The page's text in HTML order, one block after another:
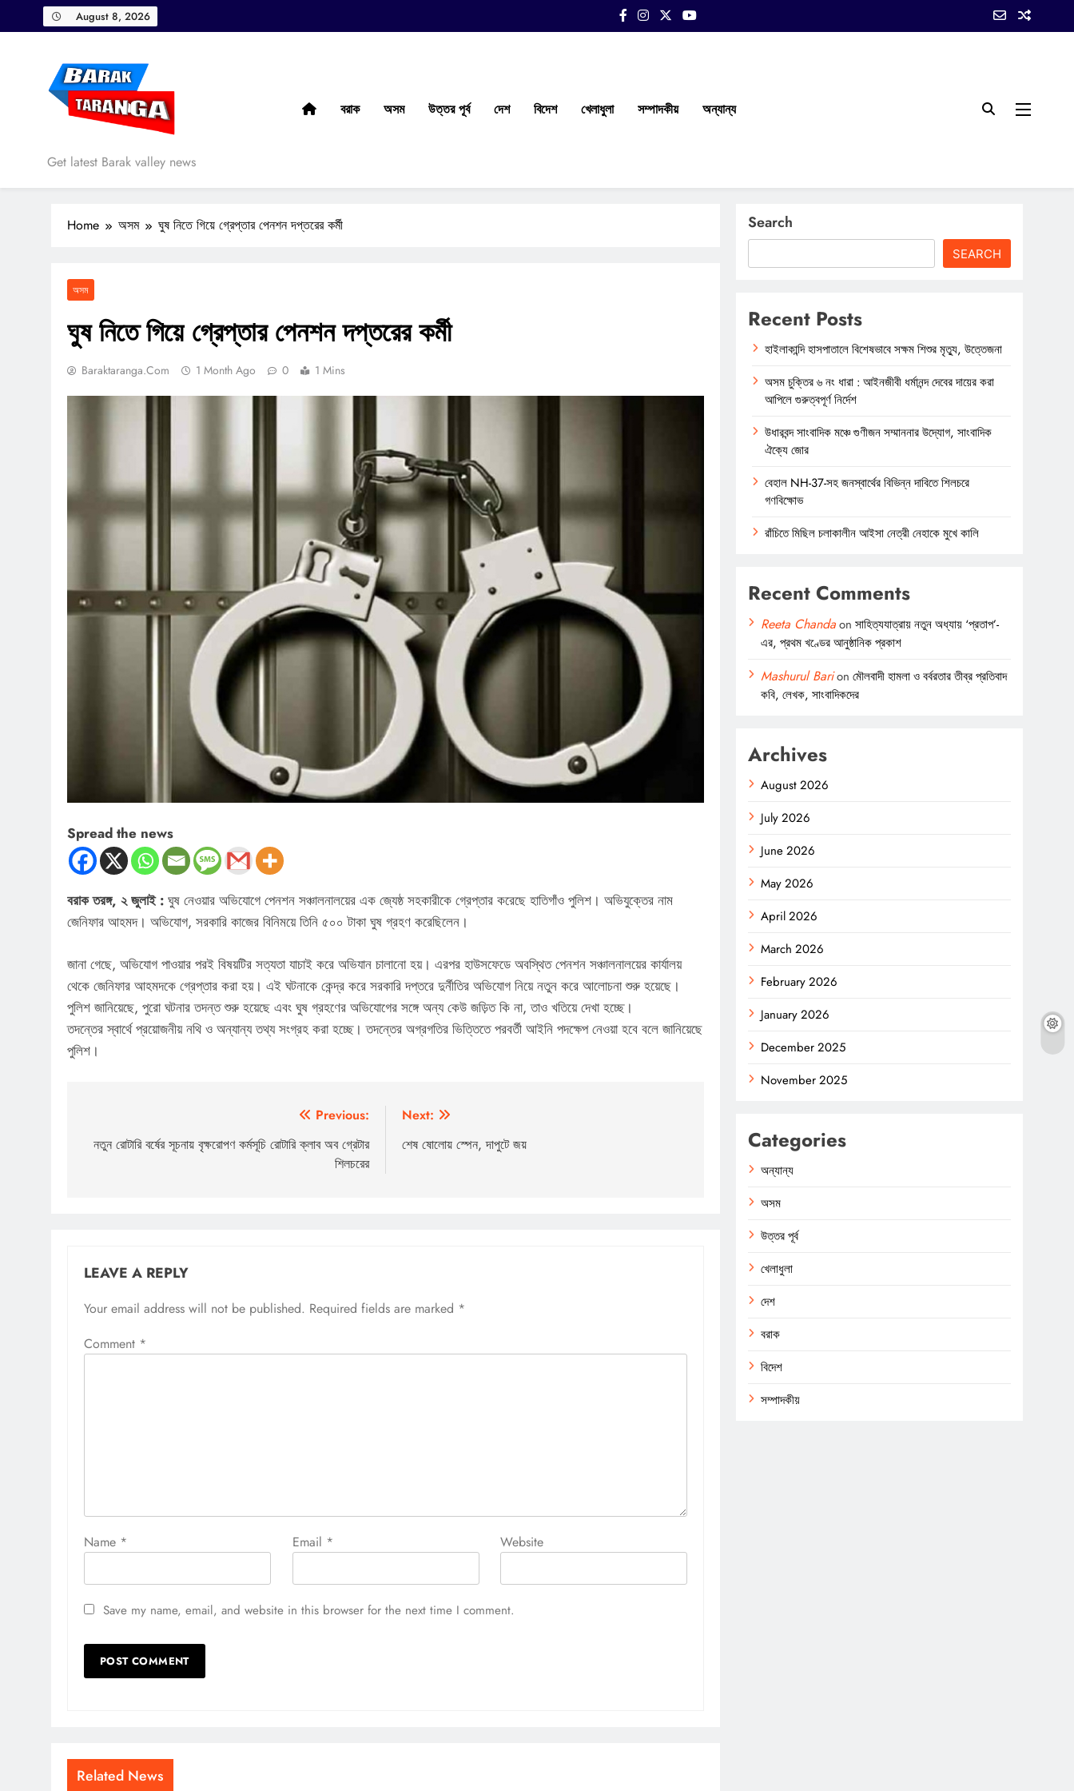
to
August 8, 2026
Barak Taranga
Get latest Barak valley news
বরাক অসম উত্তর পূর্ব দেশ বিদেশ খেলাধুলা সম্পাদকীয় অন্যান্য
Home অসম ঘুষ নিতে গিয়ে গ্রেপ্তার পেনশন দপ্তরের কর্মী
অসম
ঘুষ নিতে গিয়ে গ্রেপ্তার পেনশন দপ্তরের কর্মী
Baraktaranga.com 1 Month Ago 0 1 Mins
Spread the news
বরাক তরঙ্গ, ২ জুলাই : ঘুষ নেওয়ার অভিযোগে পেনশন সঞ্চালনালয়ের এক জ্যেষ্ঠ সহকারীকে গ্রেপ্তার করেছে হাতিগাঁও পুলিশ। অভিযুক্তের নাম
জেনিফার আহমদ। অভিযোগ, সরকারি কাজের বিনিময়ে তিনি ৫০০ টাকা ঘুষ গ্রহণ করেছিলেন।
জানা গেছে, অভিযোগ পাওয়ার পরই বিষয়টির সত্যতা যাচাই করে অভিযান চালানো হয়। এরপর হাউসফেডে অবস্থিত পেনশন সঞ্চালনালয়ের কার্যালয়
থেকে জেনিফার আহমদকে গ্রেপ্তার করা হয়। এই ঘটনাকে কেন্দ্র করে সরকারি দপ্তরে দুর্নীতির অভিযোগ নিয়ে নতুন করে আলোচনা শুরু হয়েছে।
পুলিশ জানিয়েছে, পুরো ঘটনার তদন্ত শুরু হয়েছে এবং ঘুষ গ্রহণের অভিযোগের সঙ্গে অন্য কেউ জড়িত কি না, তাও খতিয়ে দেখা হচ্ছে।
তদন্তের স্বার্থে প্রয়োজনীয় নথি ও অন্যান্য তথ্য সংগ্রহ করা হচ্ছে। তদন্তের অগ্রগতির ভিত্তিতে পরবর্তী আইনি পদক্ষেপ নেওয়া হবে বলে জানিয়েছে
পুলিশ।
navigation
Previous:
নতুন রোটারি বর্ষের সূচনায় বৃক্ষরোপণ কর্মসূচি রোটারি ক্লাব অব গ্রেটার
শিলচরের
Next:
শেষ ষোলোয় স্পেন, দাপুটে জয়
LEAVE A REPLY
Your email address will not be published. Required fields are marked *
Comment *
Name * Email * Website
Save my name, email, and website in this browser for the next time I comment.
Related News
Search
SEARCH
Recent Posts
হাইলাকান্দি হাসপাতালে বিশেষভাবে সক্ষম শিশুর মৃত্যু, উত্তেজনা
অসম চুক্তির ৬ নং ধারা : আইনজীবী ধর্মানন্দ দেবের দায়ের করা
আপিলে গুরুত্বপূর্ণ নির্দেশ
উধারবন্দ সাংবাদিক মঞ্চে গুণীজন সম্মাননার উদ্যোগ, সাংবাদিক
ঐক্যে জোর
বেহাল NH-37-সহ জনস্বার্থের বিভিন্ন দাবিতে শিলচরে
গণবিক্ষোভ
রাঁচিতে মিছিল চলাকালীন আইসা নেত্রী নেহাকে মুখে কালি
Recent Comments
Reeta Chandaonসাহিত্যযাত্রায় নতুন অধ্যায় ‘প্রতাপ’-
এর, প্রথম খণ্ডের আনুষ্ঠানিক প্রকাশ
Mashurul Barionমৌলবাদী হামলা ও বর্বরতার তীব্র প্রতিবাদ
কবি, লেখক, সাংবাদিকদের
Archives
August 2026
July 2026
June 2026
May 2026
April 2026
March 2026
February 2026
January 2026
December 2025
November 2025
Categories
অন্যান্য
অসম
উত্তর পূর্ব
খেলাধুলা
দেশ
বরাক
বিদেশ
সম্পাদকীয়